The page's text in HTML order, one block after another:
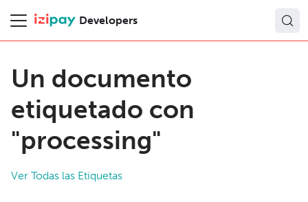
Developers
Un documento
etiquetado con
"processing"
Ver Todas las Etiquetas